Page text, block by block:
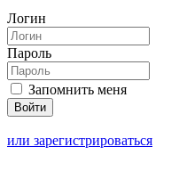
Логин
Пароль
Запомнить меня
или зарегистрироваться